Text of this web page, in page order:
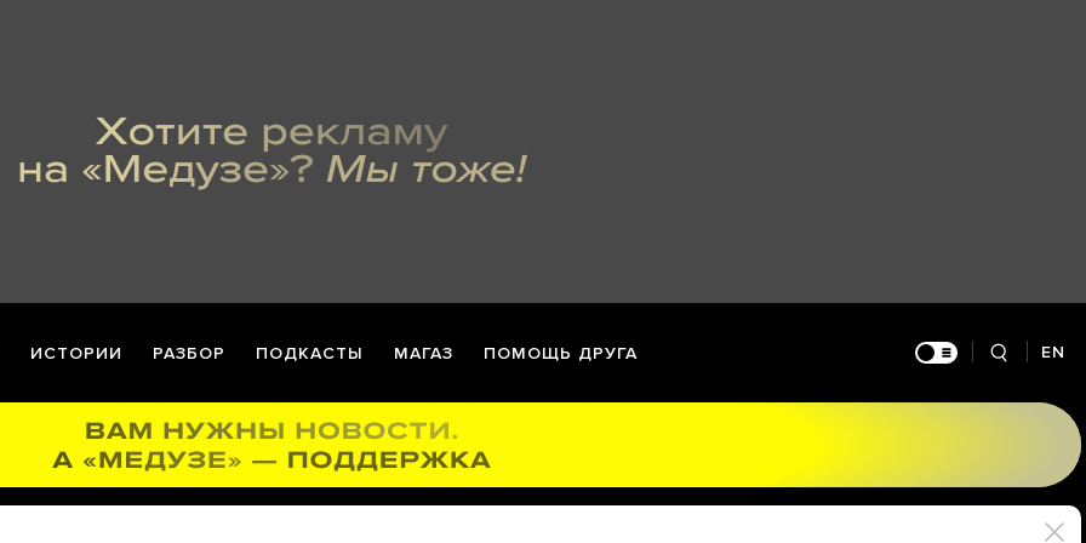
ИСТОРИИ РАЗБОР ПОДКАСТЫ МАГАЗ ПОМОЩЬ ДРУГА EN